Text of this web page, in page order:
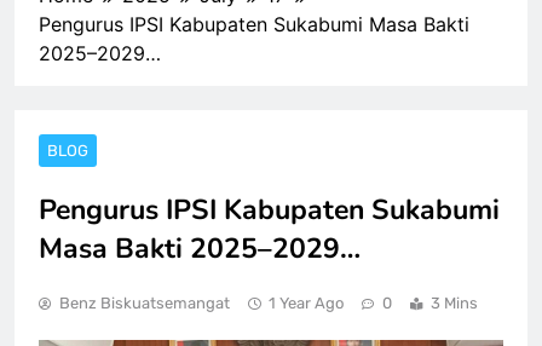
Pengurus IPSI Kabupaten Sukabumi Masa Bakti
2025–2029…
BLOG
Pengurus IPSI Kabupaten Sukabumi
Masa Bakti 2025–2029…
Benz Biskuatsemangat 1 Year Ago 0 3 Mins